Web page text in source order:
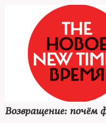
Возвращение: почём